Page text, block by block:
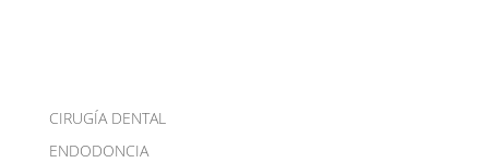
CIRUGÍA DENTAL
ENDODONCIA